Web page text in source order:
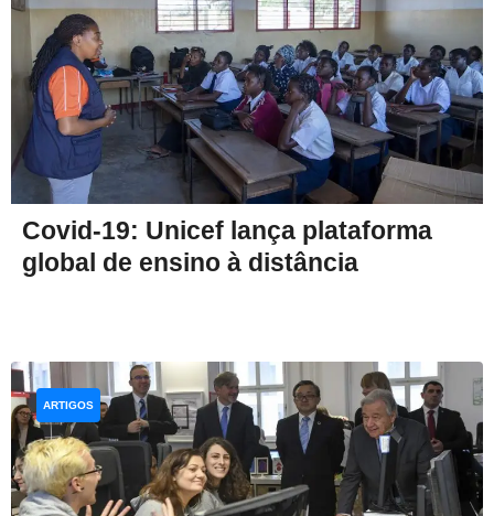
Covid-19: Unicef lança plataforma
global de ensino à distância
ARTIGOS